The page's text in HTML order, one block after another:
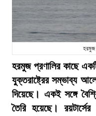
হরমুজ
হরমুজ প্রণালির কাছে
যুক্তরাষ্ট্রের সম্ভাব্য
দিয়েছে। একই সঙ্গে
তৈরি হয়েছে।